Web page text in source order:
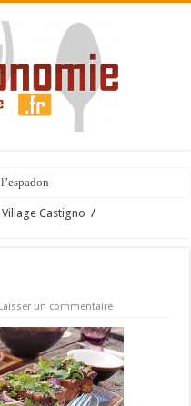
Castigno /
Laisser un commentaire